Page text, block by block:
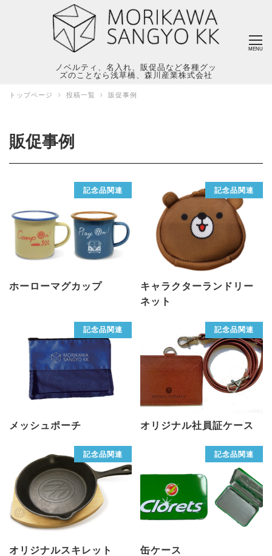
ノベルティ、名入れ、販促品など各種グッ
ズのことなら浅草橋、森川産業株式会社
MENU
トップページ 投稿一覧 販促事例
販促事例
記念品関連
ホーローマグカップ
記念品関連
キャラクターランドリー
ネット
記念品関連
メッシュポーチ
記念品関連
オリジナル社員証ケース
記念品関連
オリジナルスキレット
記念品関連
缶ケース